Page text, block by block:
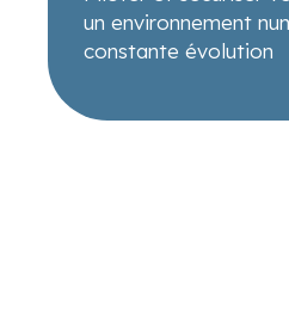
un environnement
constante évolution